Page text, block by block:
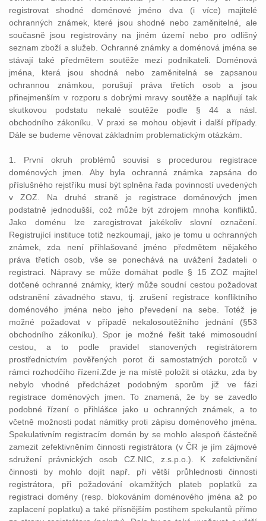
registrovat shodné doménové jméno dva (i více) majitelé
ochranných známek, které jsou shodné nebo zaměnitelné, ale
současně jsou registrovány na jiném území nebo pro odlišný
seznam zboží a služeb. Ochranné známky a doménová jména se
stávají také předmětem soutěže mezi podnikateli. Doménová
jména, která jsou shodná nebo zaměnitelná se zapsanou
ochrannou známkou, porušují práva třetích osob a jsou
přinejmenším v rozporu s dobrými mravy soutěže a naplňují tak
skutkovou podstatu nekalé soutěže podle § 44 a násl.
obchodního zákoníku. V praxi se mohou objevit i další případy.
Dále se budeme věnovat základním problematickým otázkám.
1. První okruh problémů souvisí s procedurou registrace
doménových jmen. Aby byla ochranná známka zapsána do
příslušného rejstříku musí být splněna řada povinností uvedených
v ZOZ. Na druhé straně je registrace doménových jmen
podstatně jednodušší, což může být zdrojem mnoha konfliktů.
Jako doménu lze zaregistrovat jakékoliv slovní označení.
Registrující instituce totiž nezkoumají, jako je tomu u ochranných
známek, zda není přihlašované jméno předmětem nějakého
práva třetích osob, vše se ponechává na uvážení žadateli o
registraci. Nápravy se může domáhat podle § 15 ZOZ majitel
dotčené ochranné známky, který může soudní cestou požadovat
odstranění závadného stavu, tj. zrušení registrace konfliktního
doménového jména nebo jeho převedení na sebe. Totéž je
možné požadovat v případě nekalosoutěžního jednání (§53
obchodního zákoníku). Spor je možné řešit také mimosoudní
cestou, a to podle pravidel stanovených registrátorem
prostřednictvím pověřených porot či samostatných porotců v
rámci rozhodčího řízení.Zde je na místě položit si otázku, zda by
nebylo vhodné předcházet podobným sporům již ve fázi
registrace doménových jmen. To znamená, že by se zavedlo
podobné řízení o přihlášce jako u ochranných známek, a to
včetně možnosti podat námitky proti zápisu doménového jména.
Spekulativním registracím domén by se mohlo alespoň částečně
zamezit zefektivněním činnosti registrátora (v ČR je jím zájmové
sdružení právnických osob CZ.NIC, z.s.p.o.). K zefektivnění
činnosti by mohlo dojít např. při větší průhlednosti činnosti
registrátora, při požadování okamžitých plateb poplatků za
registraci domény (resp. blokováním doménového jména až po
zaplacení poplatku) a také přísnějším postihem spekulantů přímo